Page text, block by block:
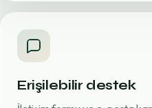
Erişilebilir destek